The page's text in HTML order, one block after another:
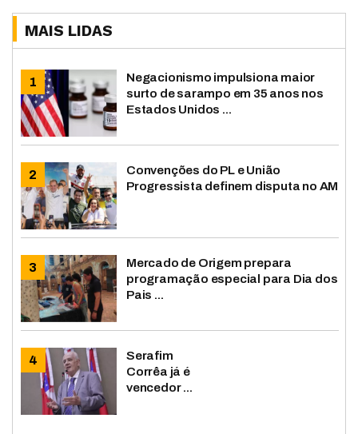
MAIS LIDAS
Negacionismo impulsiona maior
surto de sarampo em 35 anos nos
Estados Unidos ...
Convenções do PL e União
Progressista definem disputa no AM
Mercado de Origem prepara
programação especial para Dia dos
Pais ...
Serafim
Corrêa já é
vencedor ...